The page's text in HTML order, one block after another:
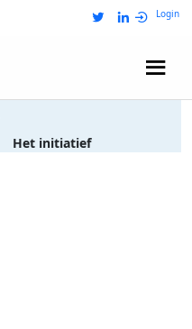
Login
Het initiatief